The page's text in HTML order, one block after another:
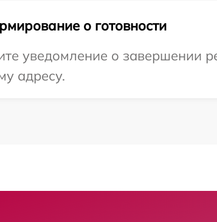
о готовности
уведомление о завершении
адресу.